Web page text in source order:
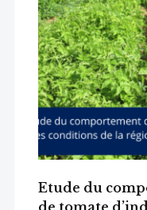
Etude du